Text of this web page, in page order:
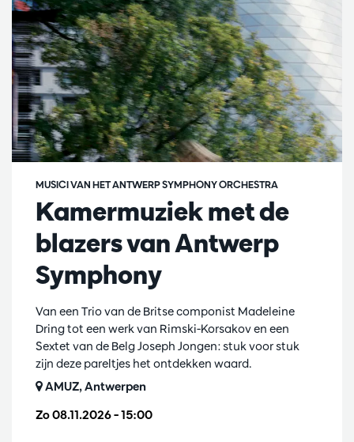
Kamermuziek met de
blazers van Antwerp
Symphony
MUSICI VAN HET ANTWERP SYMPHONY ORCHESTRA
Zo 08.11.2026– 15:00
Van een Trio van de Britse componist Madeleine
Dring tot een werk van Rimski-Korsakov en een
Sextet van de Belg Joseph Jongen: stuk voor stuk
zijn deze pareltjes het ontdekken waard.
AMUZ, Antwerpen